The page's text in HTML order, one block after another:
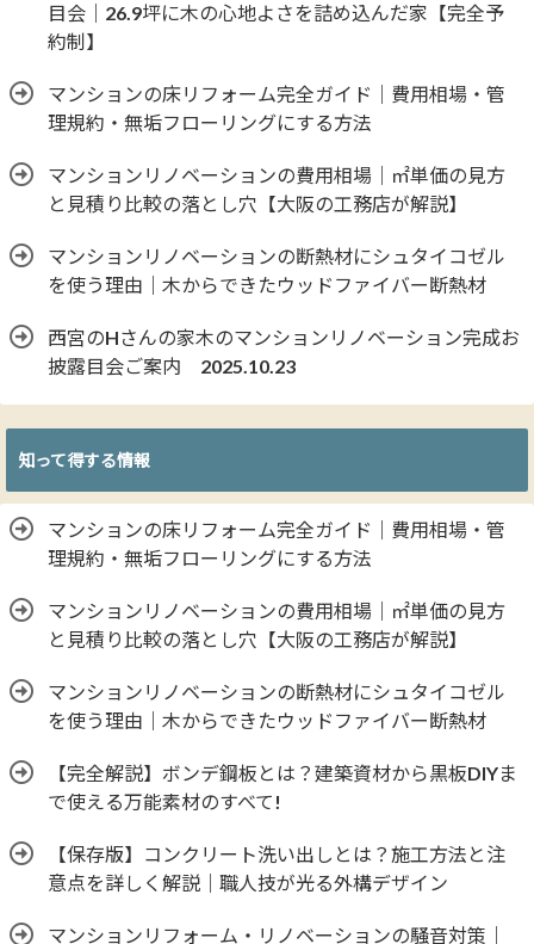
目会｜26.9坪に木の心地よさを詰め込んだ家【完全予
約制】
マンションの床リフォーム完全ガイド｜費用相場・管
理規約・無垢フローリングにする方法
マンションリノベーションの費用相場｜㎡単価の見方
と見積り比較の落とし穴【大阪の工務店が解説】
マンションリノベーションの断熱材にシュタイコゼル
を使う理由｜木からできたウッドファイバー断熱材
西宮のHさんの家木のマンションリノベーション完成お
披露目会ご案内 2025.10.23
知って得する情報
マンションの床リフォーム完全ガイド｜費用相場・管
理規約・無垢フローリングにする方法
マンションリノベーションの費用相場｜㎡単価の見方
と見積り比較の落とし穴【大阪の工務店が解説】
マンションリノベーションの断熱材にシュタイコゼル
を使う理由｜木からできたウッドファイバー断熱材
【完全解説】ボンデ鋼板とは？建築資材から黒板DIYま
で使える万能素材のすべて!
【保存版】コンクリート洗い出しとは？施工方法と注
意点を詳しく解説｜職人技が光る外構デザイン
マンションリフォーム・リノベーションの騒音対策｜